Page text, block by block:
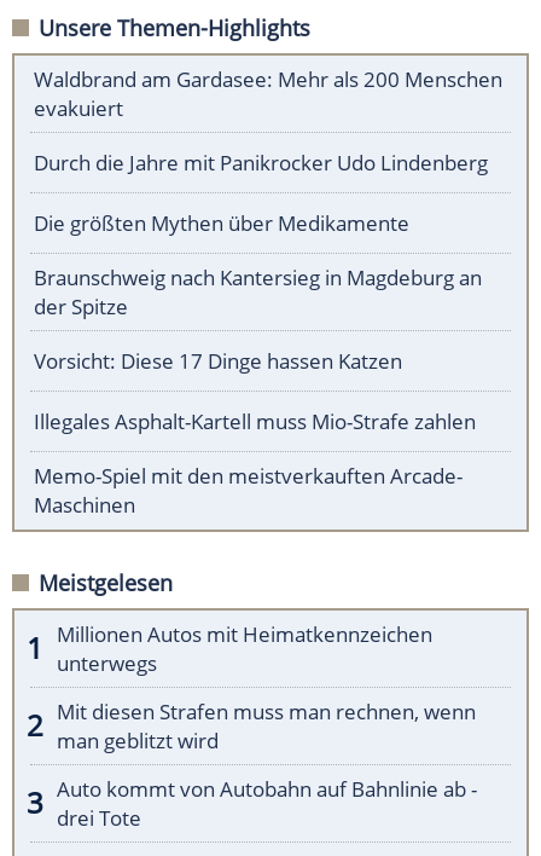
Unsere Themen-Highlights
Waldbrand am Gardasee: Mehr als 200 Menschen
evakuiert
Durch die Jahre mit Panikrocker Udo Lindenberg
Die größten Mythen über Medikamente
Braunschweig nach Kantersieg in Magdeburg an
der Spitze
Vorsicht: Diese 17 Dinge hassen Katzen
Illegales Asphalt-Kartell muss Mio-Strafe zahlen
Memo-Spiel mit den meistverkauften Arcade-
Maschinen
Meistgelesen
Millionen Autos mit Heimatkennzeichen
unterwegs
Mit diesen Strafen muss man rechnen, wenn
man geblitzt wird
Auto kommt von Autobahn auf Bahnlinie ab -
drei Tote